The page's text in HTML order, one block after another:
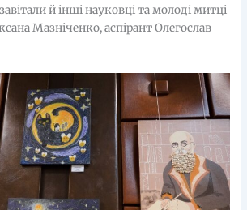
й інші науковці та молоді митці
Мазніченко, аспірант Олегослав